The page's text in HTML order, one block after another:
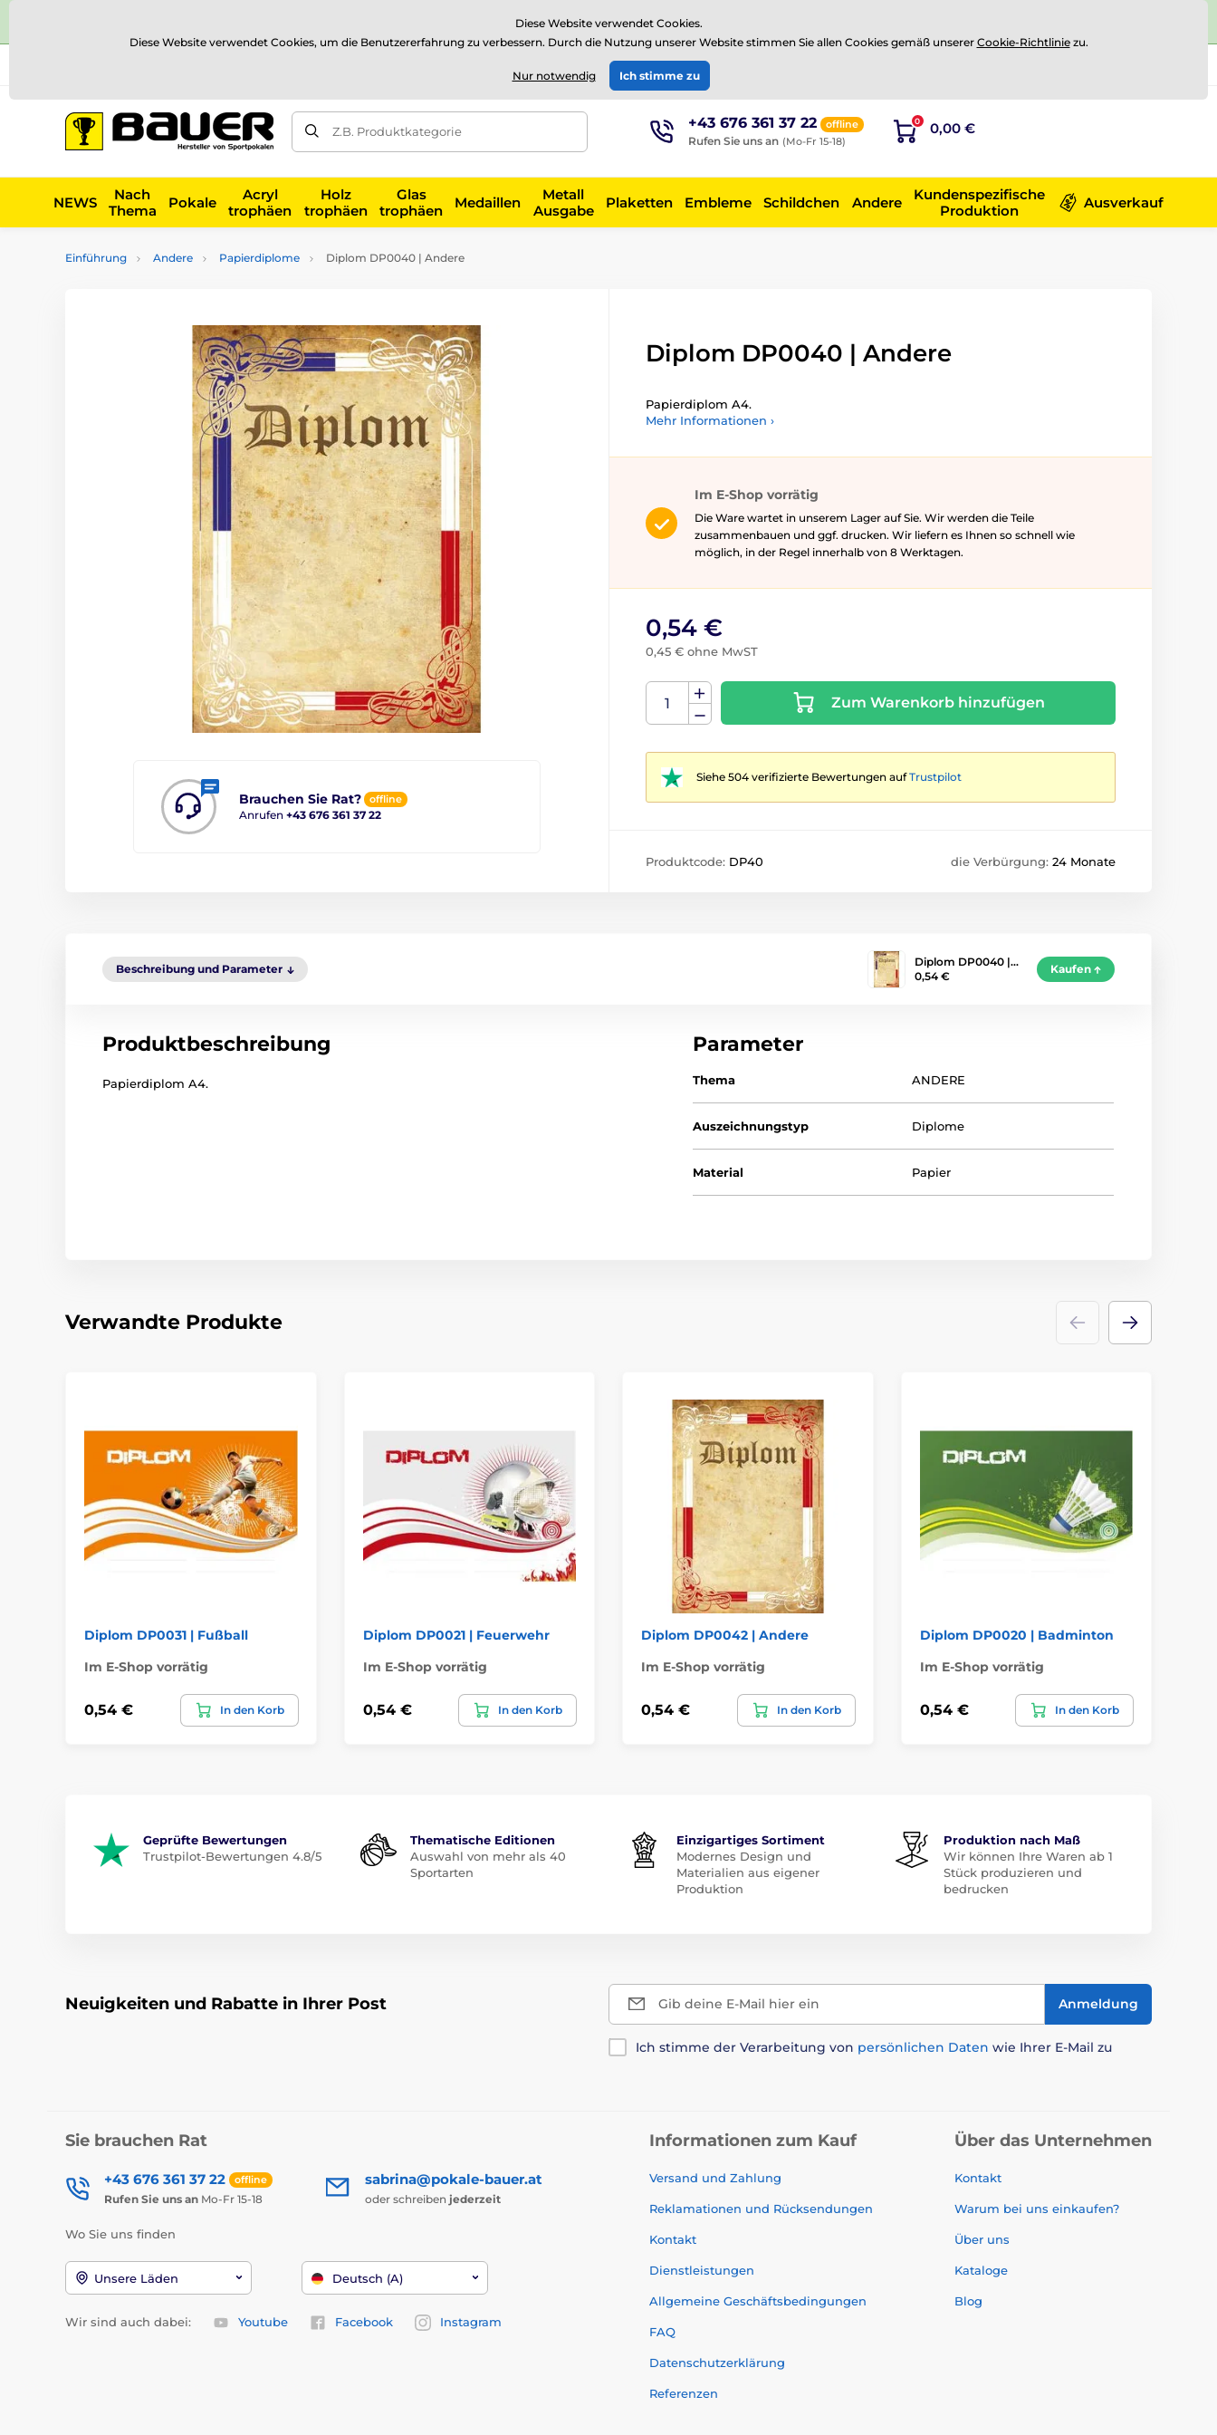
⭐Siehe 504 verifizierte Bewertungen aufTrustpilot
EUR
Z.B. Produktkategorie +43 676 361 37 22 offline
Rufen Sie uns an (Mo-Fr 15-18)
0 0,00 €
NEWS
Nach
Thema
Pokale
Acryl
trophäen
Holz
trophäen
Glas
trophäen
Medaillen
Metall
Ausgabe
Plaketten Embleme Schildchen Andere
Kundenspezifische
Produktion
Ausverkauf
Einführung Andere Papierdiplome Diplom DP0040 | Andere
Brauchen Sie Rat? offline
Anrufen +43 676 361 37 22
Diplom DP0040 | Andere
Papierdiplom A4.
Mehr Informationen ›
Im E-Shop vorrätig
Die Ware wartet in unserem Lager auf Sie. Wir werden die Teile
zusammenbauen und ggf. drucken. Wir liefern es Ihnen so schnell wie
möglich, in der Regel innerhalb von 8 Werktagen.
0,54 €
0,45 € ohne MwST
Zum Warenkorb hinzufügen
Siehe 504 verifizierte Bewertungen aufTrustpilot
Produktcode: DP40 die Verbürgung: 24 Monate
Beschreibung und Parameter
Diplom DP0040 |…
0,54 €
Kaufen
Produktbeschreibung
Papierdiplom A4.
Parameter
Thema ANDERE
Auszeichnungstyp Diplome
Material Papier
Verwandte Produkte
Diplom DP0031 | Fußball
Im E-Shop vorrätig
0,54 € In den Korb
Diplom DP0021 | Feuerwehr
Im E-Shop vorrätig
0,54 € In den Korb
Diplom DP0042 | Andere
Im E-Shop vorrätig
0,54 € In den Korb
Diplom DP0020 | Badminton
Im E-Shop vorrätig
0,54 € In den Korb
Geprüfte Bewertungen
Trustpilot-Bewertungen 4.8/5
Thematische Editionen
Auswahl von mehr als 40
Sportarten
Einzigartiges Sortiment
Modernes Design und
Materialien aus eigener
Produktion
Produktion nach Maß
Wir können Ihre Waren ab 1
Stück produzieren und
bedrucken
Neuigkeiten und Rabatte in Ihrer Post Gib deine E-Mail hier ein Anmeldung
Ich stimme der Verarbeitung von persönlichen Daten wie Ihrer E-Mail zu
Sie brauchen Rat
+43 676 361 37 22 offline
Rufen Sie uns an Mo-Fr 15-18
sabrina@pokale-bauer.at
oder schreiben jederzeit
Wo Sie uns finden
Unsere Läden Deutsch (A)
Wir sind auch dabei: Youtube Facebook Instagram
Informationen zum Kauf
Versand und Zahlung
Reklamationen und Rücksendungen
Kontakt
Dienstleistungen
Allgemeine Geschäftsbedingungen
FAQ
Datenschutzerklärung
Referenzen
Über das Unternehmen
Kontakt
Warum bei uns einkaufen?
Über uns
Kataloge
Blog
Diese Website verwendet Cookies.
Diese Website verwendet Cookies, um die Benutzererfahrung zu verbessern. Durch die Nutzung unserer Website stimmen Sie allen Cookies gemäß unserer Cookie-Richtliniezu.
Nur notwendig Ich stimme zu